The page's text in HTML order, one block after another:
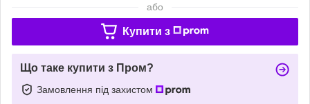
або
Купити з
Що таке купити з Пром?
Замовлення під захистом